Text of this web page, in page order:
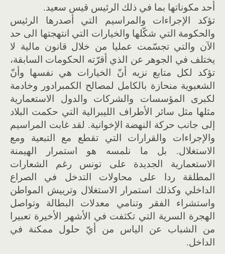
أحد مكوناتها بما في ذلك الرئيس قيس سعيد.
تؤكد الإجراءات والمراسيم التي أصدرها الرئيس
والحكومة التي شكّلها والخيارات التي انتهجتها الى حد
الآن والتي تجسّمت عمليا من خلال قانون مالية لا
يختلف في الجوهر عن الذي أقرّته الحكومات السابقة،
تؤكد لكل متابع نزيه أنّ الخيارات هي نفسها وأنّ
الشعبوية منحازة بالكامل لمصالح الكمبرادور وخادمة
لكبرى المؤسسات والشركات والدول الاستعمارية
مثلها مثل سائر الأطراف الليبرالية التي حكمت البلاد
إلى جانب حركة النهضة الإخوانية. لقد غابت المراسيم
والإجراءات والقرارات التي تقطع مع التبعية ومع
الاستغلال. بل ما نلمسه هو استمرار الهيمنة
الاستعمارية الجديدة على تونس رغم الشعارات
المطلقة ردا على محاولات التدخل في الصراع
الداخلي وكذلك استمرار الاستغلال وترييش المواطن
واستشراء الفقر وتنامي معدلات البطالة وتواصل
الهجرة السرية التي تكثفت في الأشهر الأخيرة تعبيرا
من الشباب عن الياس من أيّ حلول ممكنة في
الداخل.